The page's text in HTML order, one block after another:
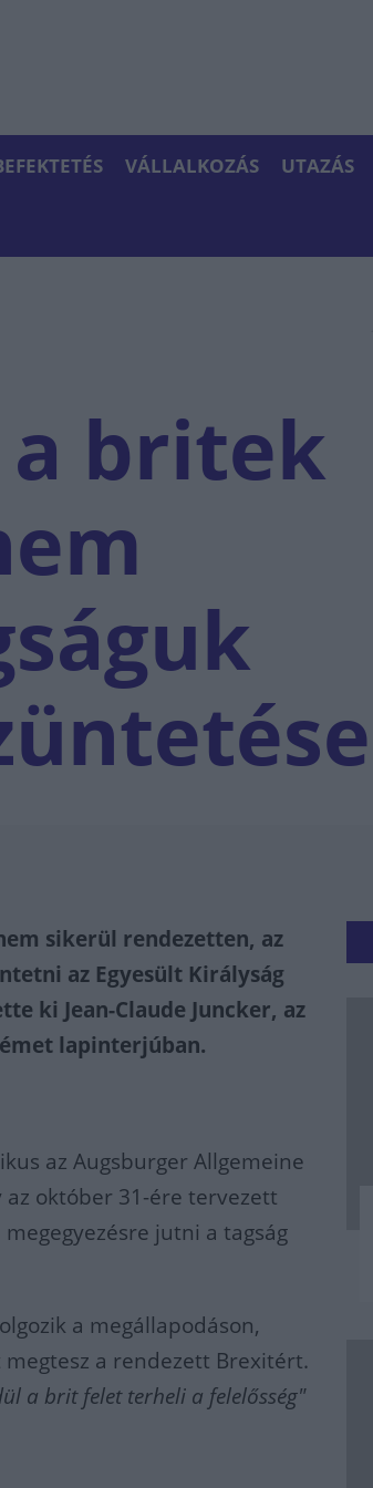
VÁLLALKOZÁS UTAZÁS
a britek
sikerül rendezetten, az
az Egyesült Királyság
ki Jean-Claude Juncker, az
lapinterjúban.
az Augsburger Allgemeine
október 31-ére tervezett
jutni a tagság
a megállapodáson,
a rendezett Brexitért.
a brit felet terheli a felelősség"